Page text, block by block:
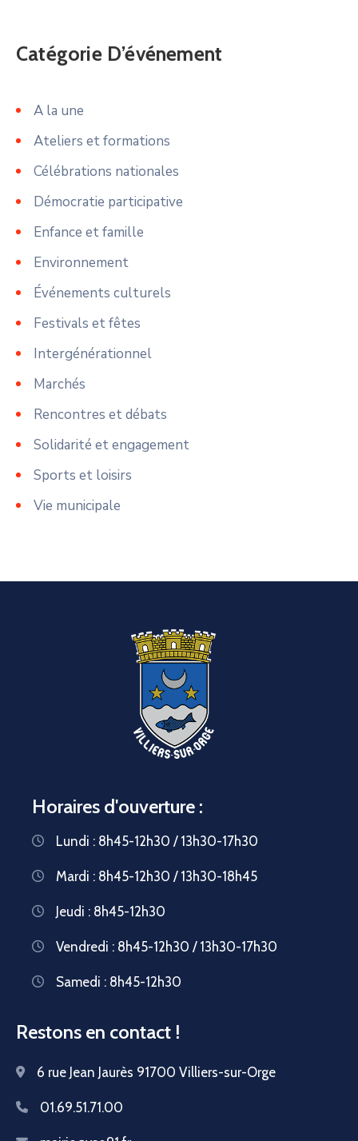
Catégorie D’événement
A la une
Ateliers et formations
Célébrations nationales
Démocratie participative
Enfance et famille
Environnement
Événements culturels
Festivals et fêtes
Intergénérationnel
Marchés
Rencontres et débats
Solidarité et engagement
Sports et loisirs
Vie municipale
Horaires d'ouverture :
Lundi : 8h45-12h30 / 13h30-17h30
Mardi : 8h45-12h30 / 13h30-18h45
Jeudi : 8h45-12h30
Vendredi : 8h45-12h30 / 13h30-17h30
Samedi : 8h45-12h30
Restons en contact !
6 rue Jean Jaurès 91700 Villiers-sur-Orge
01.69.51.71.00